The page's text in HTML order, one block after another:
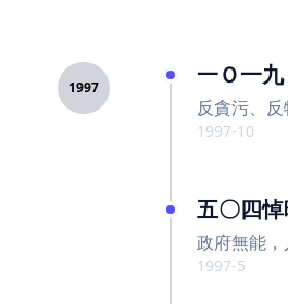
1997 一Ｏ一
反貪污、
1997-10
五〇四
政府無能
1997-5